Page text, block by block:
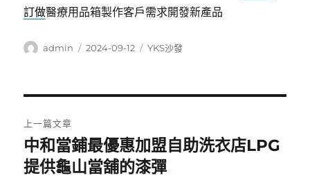
訂做醫療用品箱製作客戶需求開發新產品
作
admin
發
2024-09-12
分
YKS沙發
章
導
上一篇文章
上
一
中和當鋪最優惠加盟自助洗衣店LPG
提供龜山當舖的漆彈